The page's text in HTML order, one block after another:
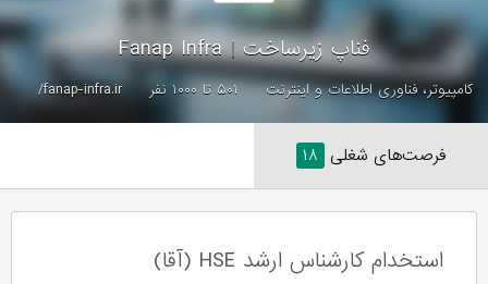
فناپ زیرساخت|
Fanap Infra
کامپیوتر، فناوری اطلاعات و اینترنت ۵۰۱ تا ۱۰۰۰ نفر fanap-infra.ir/
فرصت‌های شغلی ۱۸
استخدام کارشناس ارشد HSE (آقا)